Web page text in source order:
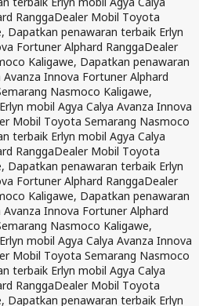
RanggaDealer Mobil Toyota
Dapatkan penawaran terbaik Erlyn
Fortuner Alphard RanggaDealer
Kaligawe, Dapatkan penawaran
Innova Fortuner Alphard
Nasmoco Kaligawe,
mobil Agya Calya Avanza Innova
Mobil Toyota Semarang Nasmoco
terbaik Erlyn mobil Agya Calya
RanggaDealer Mobil Toyota
Dapatkan penawaran terbaik Erlyn
Fortuner Alphard RanggaDealer
Kaligawe, Dapatkan penawaran
Innova Fortuner Alphard
Nasmoco Kaligawe,
mobil Agya Calya Avanza Innova
Mobil Toyota Semarang Nasmoco
terbaik Erlyn mobil Agya Calya
RanggaDealer Mobil Toyota
Dapatkan penawaran terbaik Erlyn